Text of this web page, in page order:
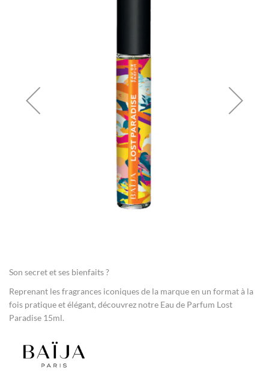
beginning
the
images
gallery
Son secret et ses bienfaits ?
Reprenant les fragrances iconiques de la marque en un format à la
fois pratique et élégant, découvrez notre Eau de Parfum Lost
Paradise 15ml.